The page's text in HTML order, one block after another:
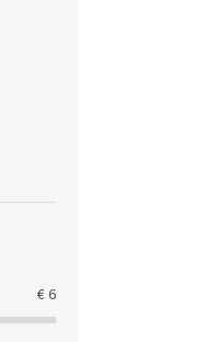
€6